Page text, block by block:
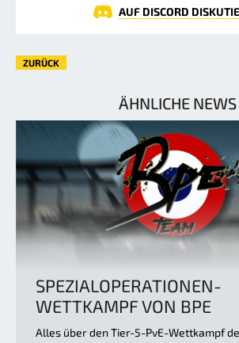
AUF DISCORD
ZURÜCK
ÄHNLICHE NEWS
SPEZIALOPERATIONEN-
WETTKAMPF VON BPE
Alles über den Tier-5-PvE-Wettkampf